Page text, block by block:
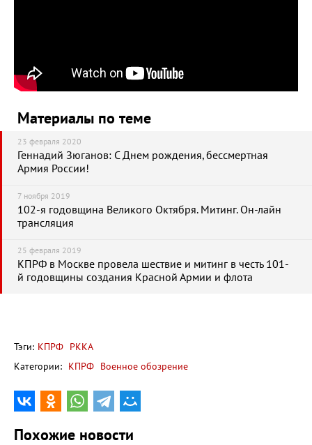
Материалы по теме
23 февраля 2020
Геннадий Зюганов: С Днем рождения, бессмертная
Армия России!
7 ноября 2019
102-я годовщина Великого Октября. Митинг. Он-лайн
трансляция
25 февраля 2019
КПРФ в Москве провела шествие и митинг в честь 101-
й годовщины создания Красной Армии и флота
Тэги: КПРФ РККА
Категории: КПРФ Военное обозрение
Похожие новости